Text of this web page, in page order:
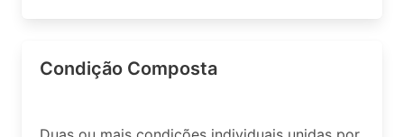
Condição Composta